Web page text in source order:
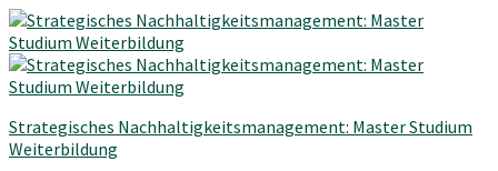
Strategisches Nachhaltigkeitsmanagement: Master Studium
Weiterbildung